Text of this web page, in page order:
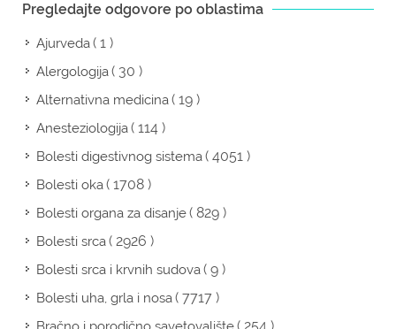
Pregledajte odgovore po oblastima
Ajurveda( 1 )
Alergologija( 30 )
Alternativna medicina( 19 )
Anesteziologija( 114 )
Bolesti digestivnog sistema( 4051 )
Bolesti oka( 1708 )
Bolesti organa za disanje( 829 )
Bolesti srca( 2926 )
Bolesti srca i krvnih sudova( 9 )
Bolesti uha, grla i nosa( 7717 )